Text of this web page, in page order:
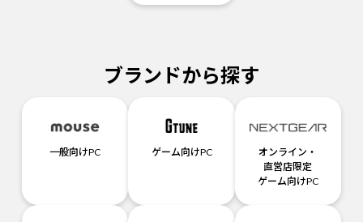
ブランドから探す
一般向けPC ゲーム向けPC
オンライン・
直営店限定
ゲーム向けPC